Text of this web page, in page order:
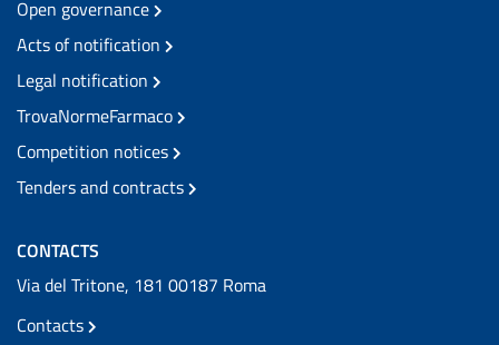
Open governance
Acts of notification
Legal notification
TrovaNormeFarmaco
Competition notices
Tenders and contracts
CONTACTS
Via del Tritone, 181 00187 Roma
Contacts